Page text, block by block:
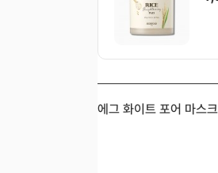
에그 화이트 포어 마스